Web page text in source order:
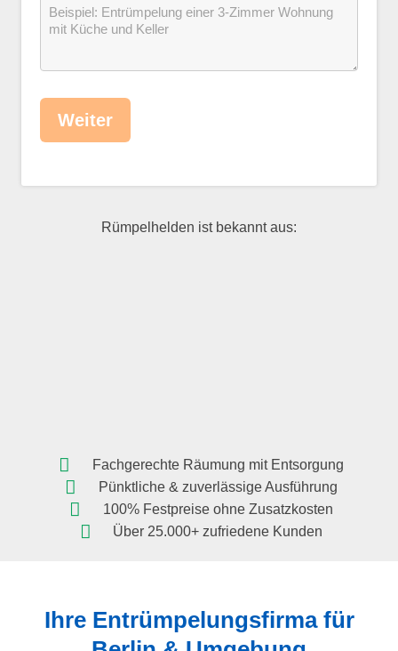
Weiter
Rümpelhelden ist bekannt aus:
Fachgerechte Räumung mit Entsorgung
Pünktliche & zuverlässige Ausführung
100% Festpreise ohne Zusatzkosten
Über 25.000+ zufriedene Kunden
Ihre Entrümpelungsfirma für